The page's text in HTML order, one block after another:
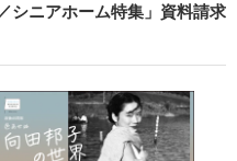
シニアホーム特集」資料請求